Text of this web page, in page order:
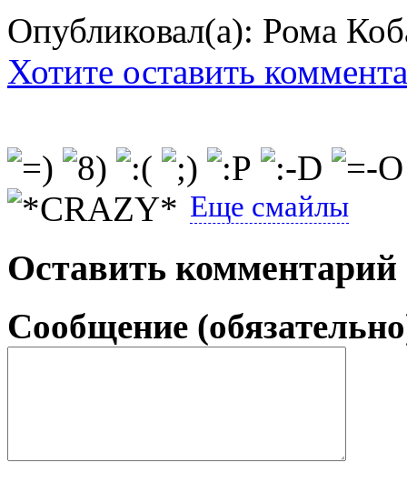
Опубликовал(а): Рома
Хотите оставить
Еще смайлы
Оставить комментарий
Сообщение